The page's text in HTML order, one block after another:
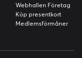
Webhallen Företag
Köp presentkort
Medlemsförmåner